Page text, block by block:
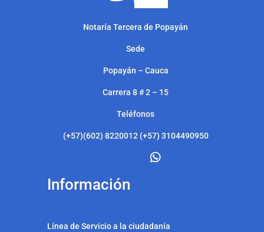
Notaría Tercera de Popayán
Sede
Popayán – Cauca
Carrera 8 # 2 – 15
Teléfonos
(+57)(602) 8220012 (+57) 3104490950
Información
Línea de Servicio a la ciudadanía